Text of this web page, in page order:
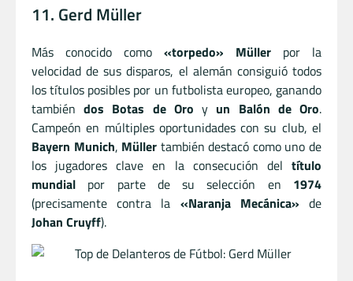
11. Gerd Müller
Más conocido como «torpedo» Müller por la
velocidad de sus disparos, el alemán consiguió todos
los títulos posibles por un futbolista europeo, ganando
tambiéndos Botas de Oro y un Balón de Oro.
Campeón en múltiples oportunidades con su club, el
Bayern Munich, Müller también destacó como uno de
los jugadores clave en la consecución del título
mundial por parte de su selección en 1974
(precisamente contra la «Naranja Mecánica» de
Johan Cruyff).